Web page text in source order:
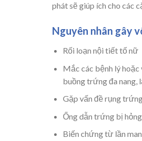
phát sẽ giúp ích cho các
Nguyên nhân gây
Rối loạn nội tiết tố nữ
Mắc các bệnh lý hoặc
buồng trứng đa nang,
Gặp vấn đề rụng
Ống dẫn trứng bị
Biến chứng từ lần